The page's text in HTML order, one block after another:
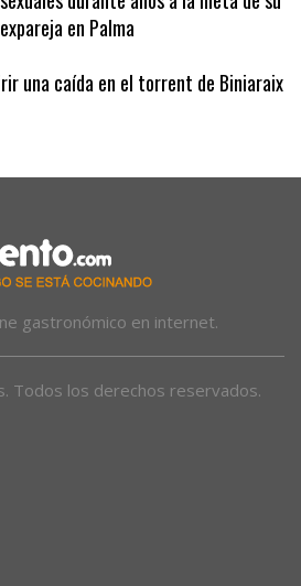
Detenido un hombre por agresiones
sexuales durante años a la nieta de su
expareja en Palma